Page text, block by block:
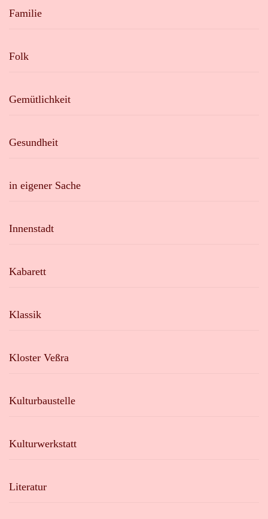
Familie
Folk
Gemütlichkeit
Gesundheit
in eigener Sache
Innenstadt
Kabarett
Klassik
Kloster Veßra
Kulturbaustelle
Kulturwerkstatt
Literatur